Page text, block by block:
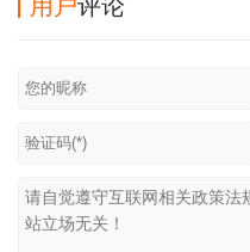
用户评论